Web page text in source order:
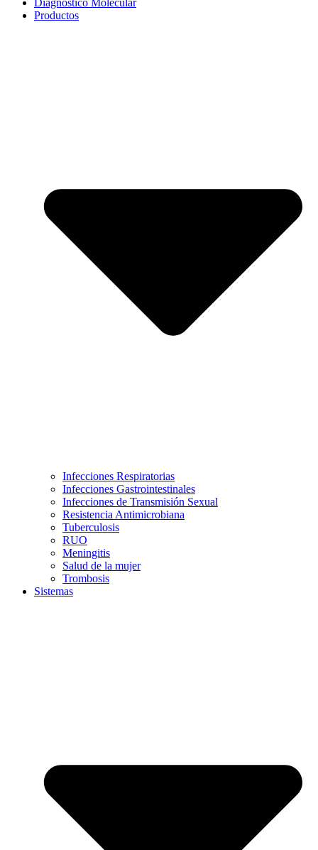
Productos
Infecciones Respiratorias
Infecciones Gastrointestinales
Infecciones de Transmisión Sexual
Resistencia Antimicrobiana
Tuberculosis
RUO
Meningitis
Salud de la mujer
Trombosis
Sistemas